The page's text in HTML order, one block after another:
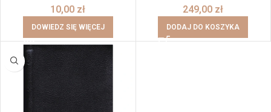
10,00 zł
DOWIEDZ SIĘ WIĘCEJ
249,00 zł
DODAJ DO KOSZYKA